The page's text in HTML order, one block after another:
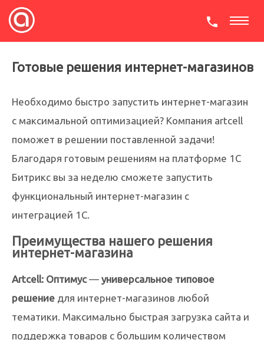
Готовые решения интернет-магазинов
Необходимо быстро запустить интернет-магазин
с максимальной оптимизацией? Компания artcell
поможет в решении поставленной задачи!
Благодаря готовым решениям на платформе 1С
Битрикс вы за неделю сможете запустить
функциональный интернет-магазин с
интеграцией 1С.
Преимущества нашего решения
интернет-магазина
Artcell: Оптимус— универсальное типовое
решение для интернет-магазинов любой
тематики. Максимально быстрая загрузка сайта и
поддержка товаров с большим количеством